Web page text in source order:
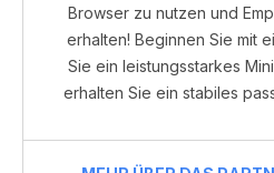
Browser zu nutzen und
erhalten! Beginnen Sie mit
Sie ein leistungsstarkes
erhalten Sie ein stabiles